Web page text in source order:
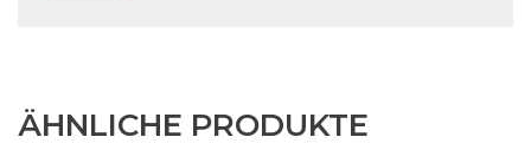
ÄHNLICHE PRODUKTE